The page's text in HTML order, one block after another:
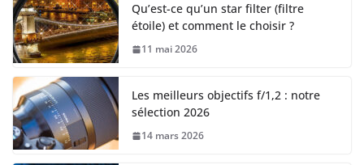
Qu’est-ce qu’un star filter (filtre
étoile) et comment le choisir ?
11 mai 2026
Les meilleurs objectifs f/1,2 : notre
sélection 2026
14 mars 2026